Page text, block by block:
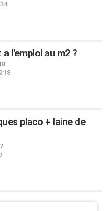
l'emploi au m2 ?
placo + laine de